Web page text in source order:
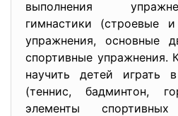
выполнения
гимнастики (строевые
упражнения, основные
спортивные упражнения.
научить детей играть
(теннис, бадминтон,
элементы